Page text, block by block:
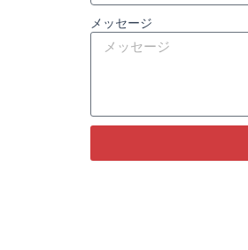
メッセージ